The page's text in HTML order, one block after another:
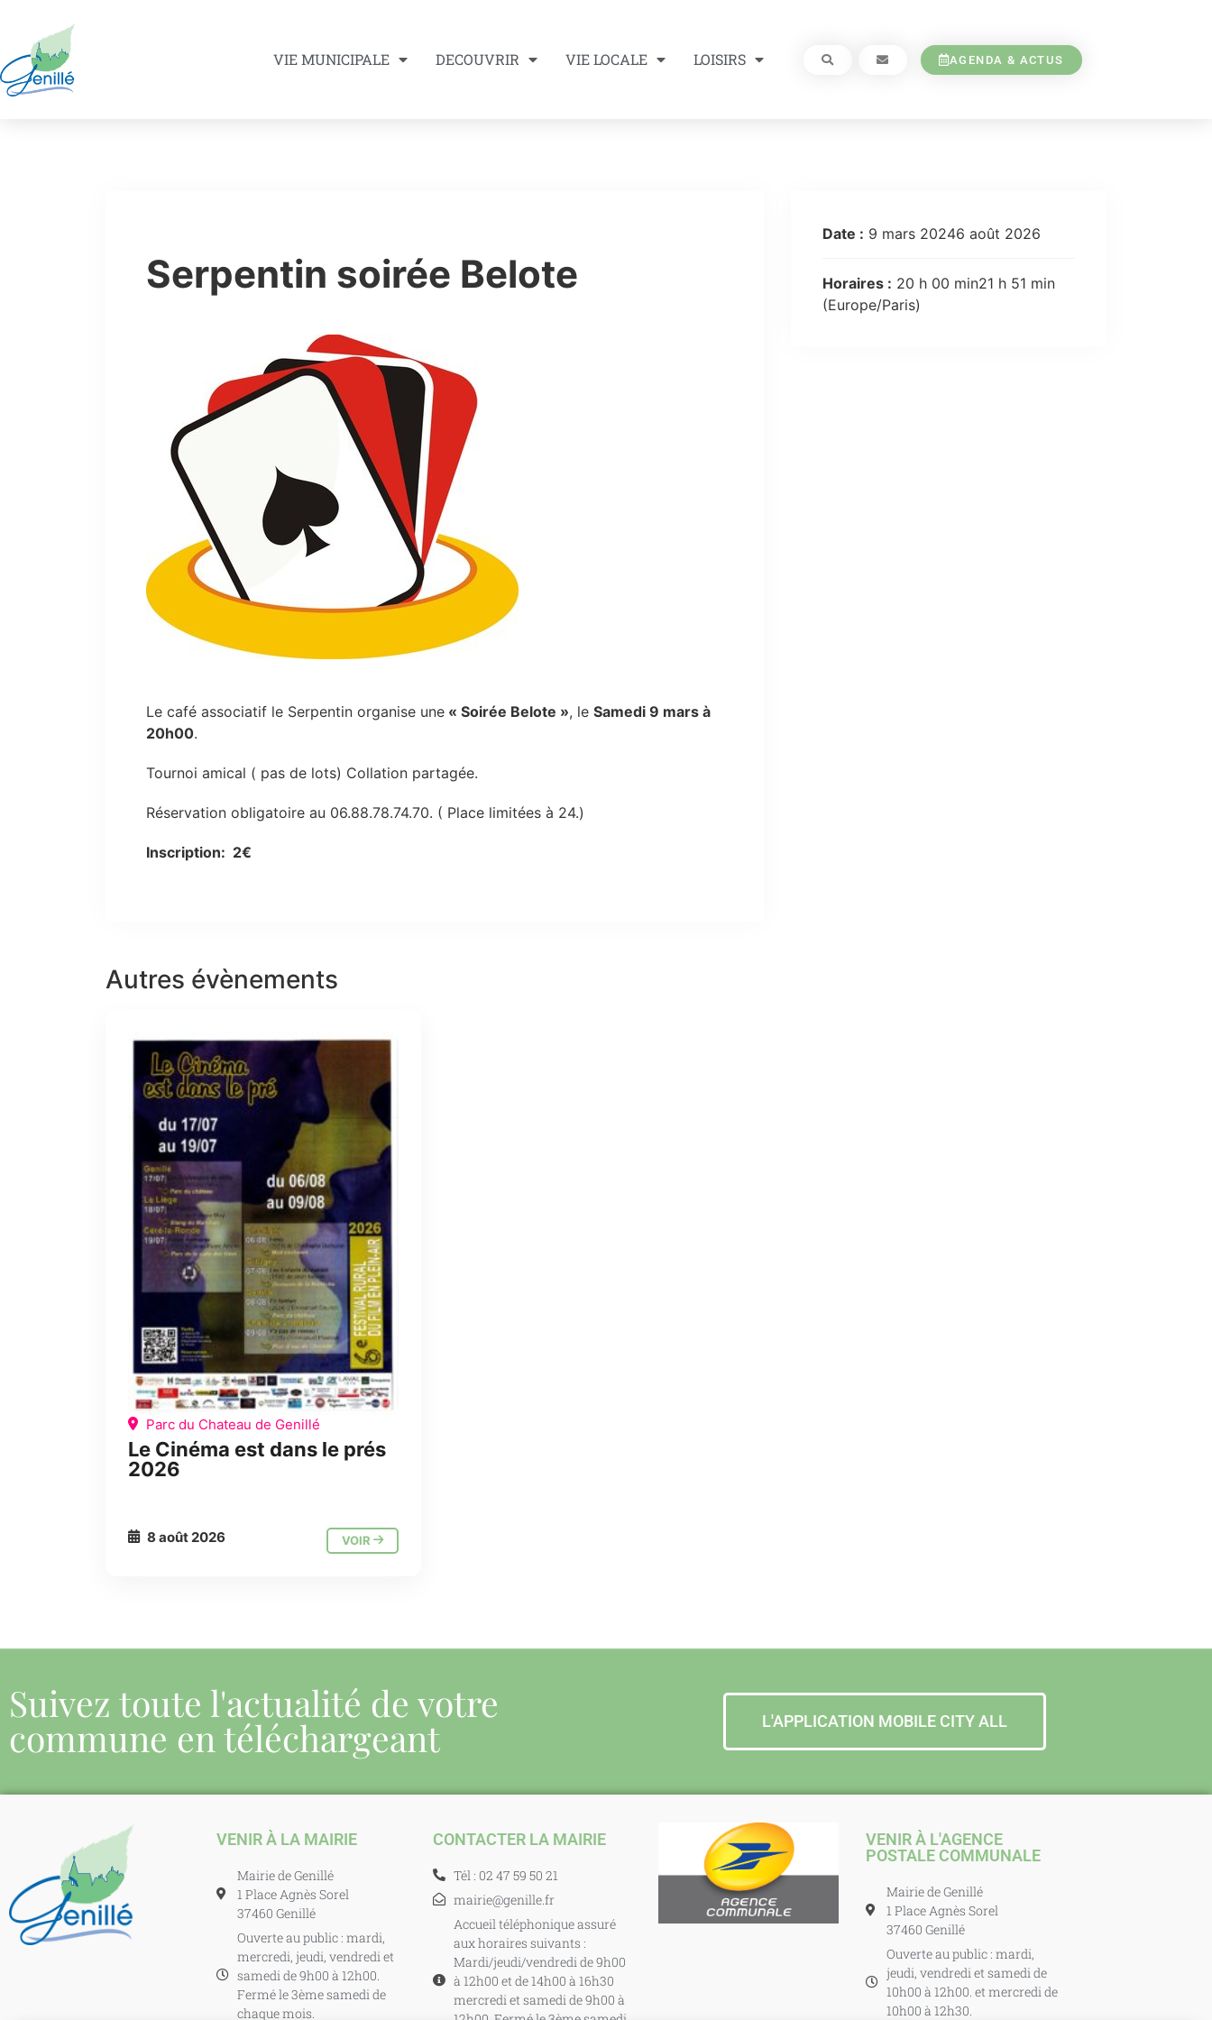
VIE MUNICIPALE DECOUVRIR VIE LOCALE LOISIRS AGENDA & ACTUS
Serpentin soirée Belote
Le café associatif le Serpentin organise une « Soirée Belote », le Samedi 9 mars à
20h00.
Tournoi amical ( pas de lots) Collation partagée.
Réservation obligatoire au 06.88.78.74.70. ( Place limitées à 24.)
Inscription: 2€
Date : 9 mars 20246 août 2026
Horaires : 20 h 00 min21 h 51 min
(Europe/Paris)
Autres évènements
Parc du Chateau de Genillé
Le Cinéma est dans le prés
2026
8 août 2026 VOIR
Suivez toute l'actualité de votre
commune en téléchargeant L'APPLICATION MOBILE CITY ALL
VENIR À LA MAIRIE
Mairie de Genillé
1 Place Agnès Sorel
37460 Genillé
Ouverte au public : mardi,
mercredi, jeudi, vendredi et
samedi de 9h00 à 12h00.
Fermé le 3ème samedi de
chaque mois.
CONTACTER LA MAIRIE
Tél : 02 47 59 50 21
mairie@genille.fr
Accueil téléphonique assuré
aux horaires suivants :
Mardi/jeudi/vendredi de 9h00
à 12h00 et de 14h00 à 16h30
mercredi et samedi de 9h00 à
VENIR À L'AGENCE
POSTALE COMMUNALE
Mairie de Genillé
1 Place Agnès Sorel
37460 Genillé
Ouverte au public : mardi,
jeudi, vendredi et samedi de
10h00 à 12h00. et mercredi de
10h00 à 12h30.